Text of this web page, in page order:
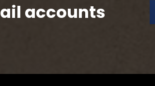
accounts